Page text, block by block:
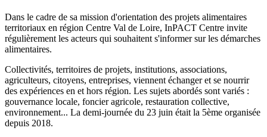
Dans le cadre de sa mission d'orientation des projets alimentaires
territoriaux en région Centre Val de Loire, InPACT Centre invite
régulièrement les acteurs qui souhaitent s'informer sur les démarches
alimentaires.
Collectivités, territoires de projets, institutions, associations,
agriculteurs, citoyens, entreprises, viennent échanger et se nourrir
des expériences en et hors région. Les sujets abordés sont variés :
gouvernance locale, foncier agricole, restauration collective,
environnement... La demi-journée du 23 juin était la 5ème organisée
depuis 2018.